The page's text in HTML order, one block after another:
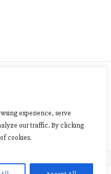
experience, serve
our traffic. By clicking
cookies.